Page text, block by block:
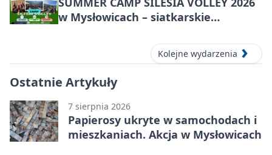
w Mysłowicach – siatkarskie
Kolejne wydarzenia
Ostatnie Artykuły
7 sierpnia 2026
Papierosy ukryte w samochodach i
mieszkaniach. Akcja w Mysłowicach